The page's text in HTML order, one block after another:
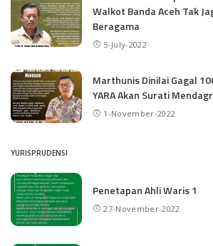
Walkot Banda Aceh Tak
Beragama
5-July-2022
Marthunis Dinilai Gagal
YARA Akan Surati
1-November-2022
YURISPRUDENSI
Penetapan Ahli Waris 1
27-November-2022